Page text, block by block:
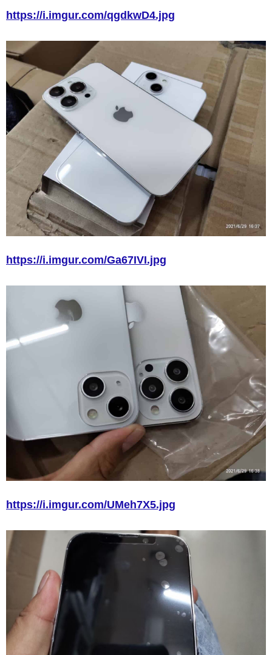
https://i.imgur.com/qgdkwD4.jpg
https://i.imgur.com/Ga67IVI.jpg
https://i.imgur.com/UMeh7X5.jpg